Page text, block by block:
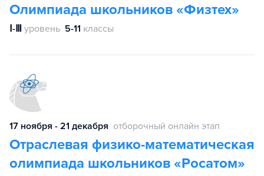
Олимпиада школьников «Физтех»
Ⅰ-Ⅲ уровень 5-11 классы
17 ноября - 21 декабря отборочный онлайн этап
Отраслевая физико-математическая
олимпиада школьников «Росатом»